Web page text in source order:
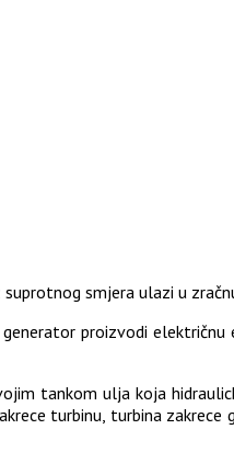
smjera ulazi u
generator proizvodi
tankom ulja koja
turbinu, turbina